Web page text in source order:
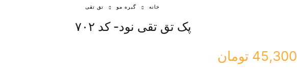
خانه گیره مو تق تقی
پک تق تقی نود- کد ۷۰۲
45,300 تومان